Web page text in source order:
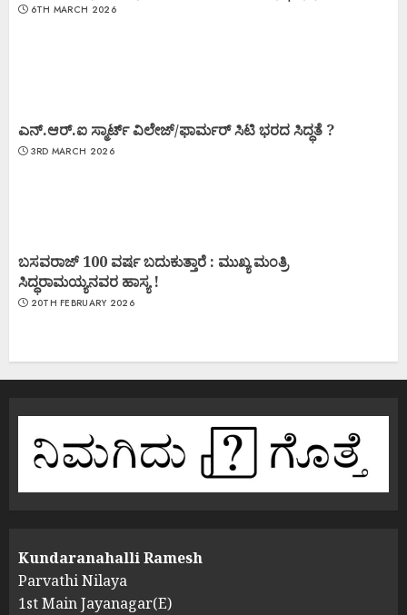
6TH MARCH 2026
ಎನ್.ಆರ್.ಐ ಸ್ಮಾರ್ಟ್ ವಿಲೇಜ್/ಫಾರ್ಮರ್ ಸಿಟಿ ಭರದ ಸಿದ್ಧತೆ ?
3RD MARCH 2026
ಬಸವರಾಜ್ 100 ವರ್ಷ ಬದುಕುತ್ತಾರೆ : ಮುಖ್ಯ ಮಂತ್ರಿ
ಸಿದ್ಧರಾಮಯ್ಯನವರ ಹಾಸ್ಯ !
20TH FEBRUARY 2026
Kundaranahalli Ramesh
Parvathi Nilaya
1st Main Jayanagar(E)